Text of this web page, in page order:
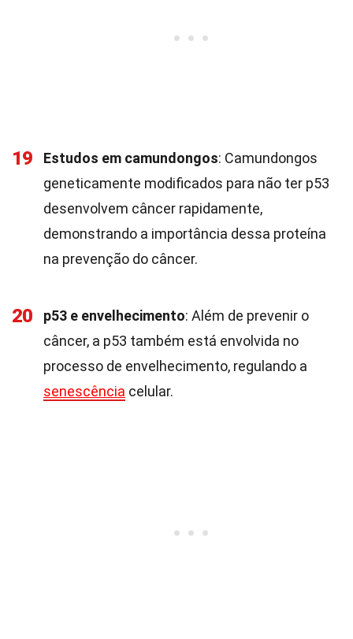
19 Estudos em camundongos: Camundongos
geneticamente modificados para não ter p53
desenvolvem câncer rapidamente,
demonstrando a importância dessa proteína
na prevenção do câncer.
20 p53 e envelhecimento: Além de prevenir o
câncer, a p53 também está envolvida no
processo de envelhecimento, regulando a
senescência celular.